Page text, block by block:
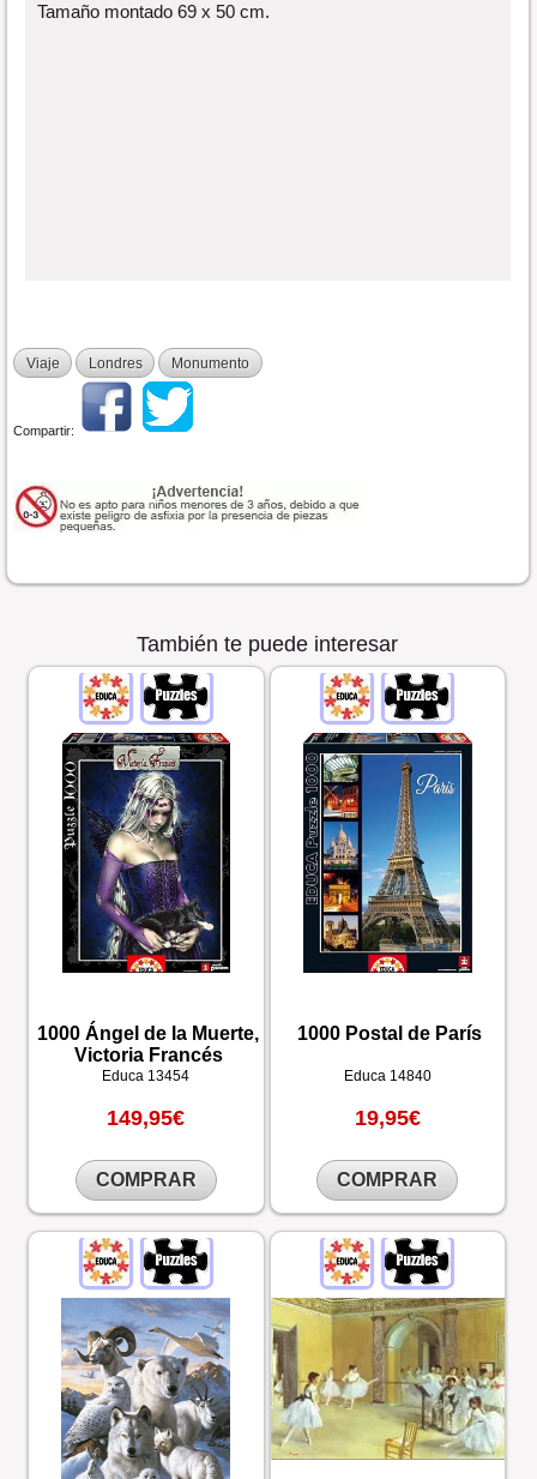
Tamaño montado 69 x 50 cm.
Viaje Londres Monumento
Compartir:
También te puede interesar
1000 Ángel de la Muerte,
Victoria Francés
Educa 13454
149,95€
COMPRAR
1000 Postal de París
Educa 14840
19,95€
COMPRAR